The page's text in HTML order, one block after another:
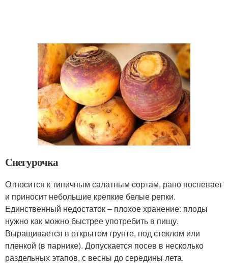
Снегурочка
Относится к типичным салатным сортам, рано поспевает
и приносит небольшие крепкие белые репки.
Единственный недостаток – плохое хранение: плоды
нужно как можно быстрее употребить в пищу.
Выращивается в открытом грунте, под стеклом или
пленкой (в парнике). Допускается посев в несколько
раздельных этапов, с весны до середины лета.